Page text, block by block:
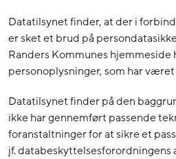
Datatilsynet finder, at der i
er sket et brud på
Randers Kommunes
personoplysninger, som har
Datatilsynet finder på den
ikke har gennemført passende
foranstaltninger for at sikre et
jf. databeskyttelsesforordningens